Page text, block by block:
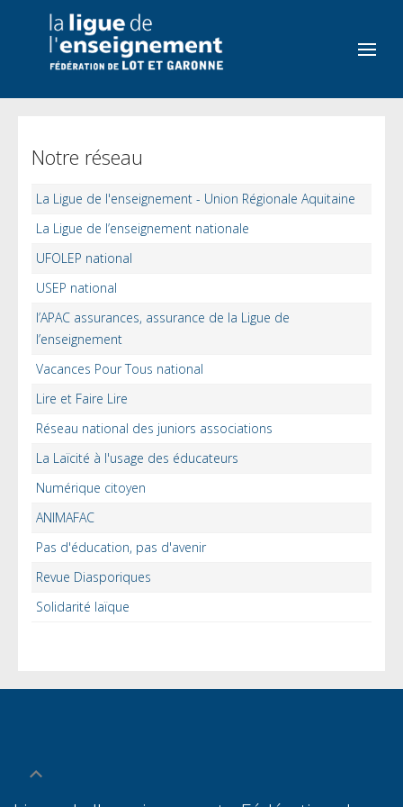
Notre réseau
La Ligue de l'enseignement - Union Régionale Aquitaine
La Ligue de l’enseignement nationale
UFOLEP national
USEP national
l’APAC assurances, assurance de la Ligue de
l’enseignement
Vacances Pour Tous national
Lire et Faire Lire
Réseau national des juniors associations
La Laïcité à l'usage des éducateurs
Numérique citoyen
ANIMAFAC
Pas d'éducation, pas d'avenir
Revue Diasporiques
Solidarité laïque